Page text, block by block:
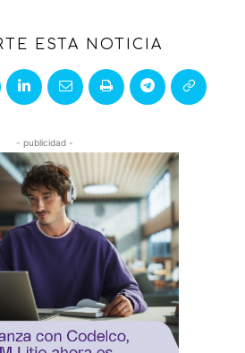
ESTA NOTICIA
- publicidad -